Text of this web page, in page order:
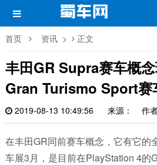
首页 资讯 > 正文
丰田GR Supra赛车概
Gran Turismo Sport赛
2019-08-13 10:49:56 来源： 作
在丰田GR同前赛车概念，它有它的
车展3月，是目前在PlayStation 4的